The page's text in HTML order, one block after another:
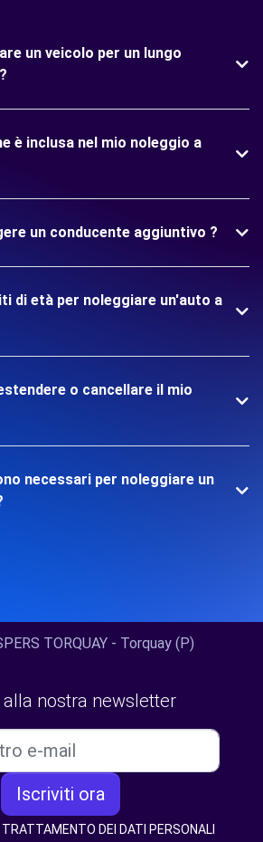
un veicolo per un lungo
è inclusa nel mio noleggio a
un conducente aggiuntivo ?
di età per noleggiare un'auto a
o cancellare il mio
necessari per noleggiare un
TORQUAY - Torquay (P)
alla nostra newsletter
Iscriviti ora
TRATTAMENTO DEI DATI PERSONALI